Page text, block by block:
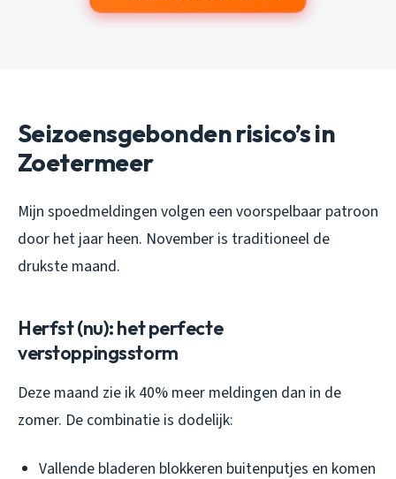
Seizoensgebonden risico’s in
Zoetermeer
Mijn spoedmeldingen volgen een voorspelbaar patroon
door het jaar heen. November is traditioneel de
drukste maand.
Herfst (nu): het perfecte
verstoppingsstorm
Deze maand zie ik 40% meer meldingen dan in de
zomer. De combinatie is dodelijk:
Vallende bladeren blokkeren buitenputjes en komen